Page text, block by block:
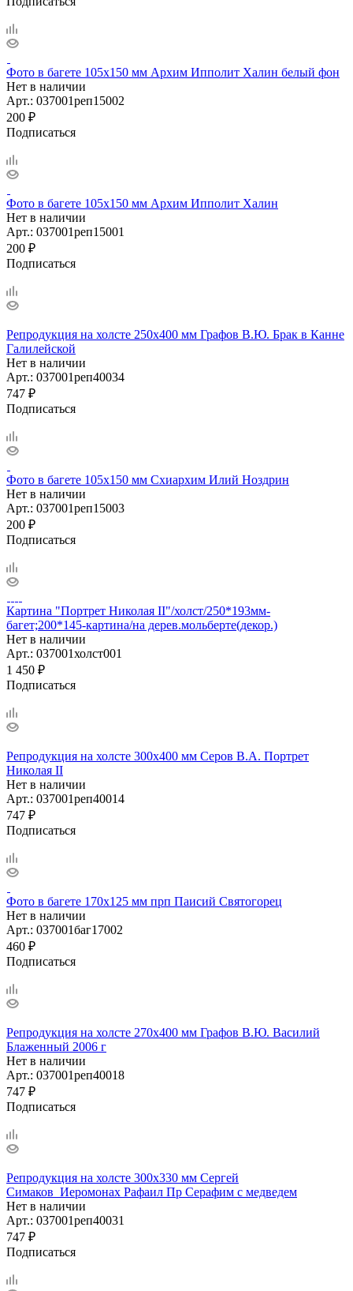
Фото в багете 105х150 мм Архим Ипполит Халин белый фон
Нет в наличии
Арт.: 037001реп15002
200 ₽
Подписаться
Фото в багете 105х150 мм Архим Ипполит Халин
Нет в наличии
Арт.: 037001реп15001
200 ₽
Подписаться
Репродукция на холсте 250х400 мм Графов В.Ю. Брак в Канне
Галилейской
Нет в наличии
Арт.: 037001реп40034
747 ₽
Подписаться
Фото в багете 105х150 мм Схиархим Илий Ноздрин
Нет в наличии
Арт.: 037001реп15003
200 ₽
Подписаться
Картина "Портрет Николая II"/холст/250*193мм-
багет;200*145-картина/на дерев.мольберте(декор.)
Нет в наличии
Арт.: 037001холст001
1 450 ₽
Подписаться
Репродукция на холсте 300х400 мм Серов В.А. Портрет
Николая II
Нет в наличии
Арт.: 037001реп40014
747 ₽
Подписаться
Фото в багете 170х125 мм прп Паисий Святогорец
Нет в наличии
Арт.: 037001баг17002
460 ₽
Подписаться
Репродукция на холсте 270х400 мм Графов В.Ю. Василий
Блаженный 2006 г
Нет в наличии
Арт.: 037001реп40018
747 ₽
Подписаться
Репродукция на холсте 300х330 мм Сергей
Симаков_Иеромонах Рафаил Пр Серафим с медведем
Нет в наличии
Арт.: 037001реп40031
747 ₽
Подписаться